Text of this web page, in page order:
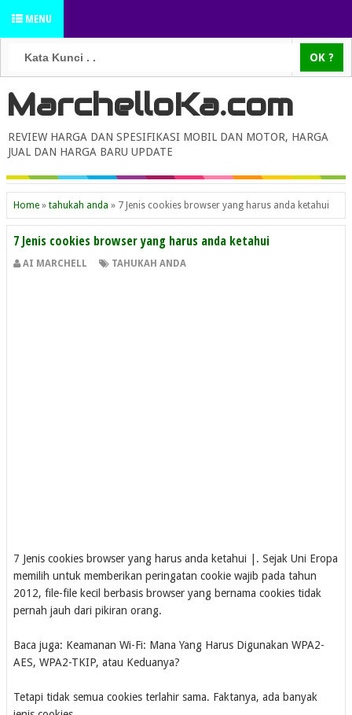
MENU
MarchelloKa.com
REVIEW HARGA DAN SPESIFIKASI MOBIL DAN MOTOR, HARGA
JUAL DAN HARGA BARU UPDATE
Home » tahukah anda » 7 Jenis cookies browser yang harus anda ketahui
7 Jenis cookies browser yang harus anda ketahui
AI MARCHELL TAHUKAH ANDA
7 Jenis cookies browser yang harus anda ketahui |. Sejak Uni Eropa
memilih untuk memberikan peringatan cookie wajib pada tahun
2012, file-file kecil berbasis browser yang bernama cookies tidak
pernah jauh dari pikiran orang.
Baca juga: Keamanan Wi-Fi: Mana Yang Harus Digunakan WPA2-
AES, WPA2-TKIP, atau Keduanya?
Tetapi tidak semua cookies terlahir sama. Faktanya, ada banyak